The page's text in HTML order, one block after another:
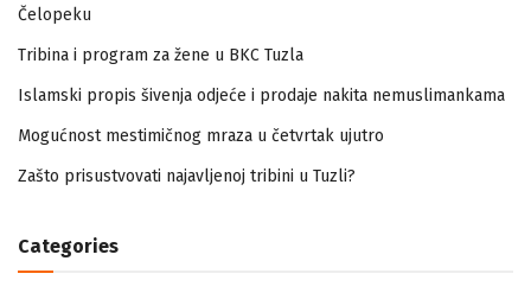
Čelopeku
Tribina i program za žene u BKC Tuzla
Islamski propis šivenja odjeće i prodaje nakita nemuslimankama
Mogućnost mestimičnog mraza u četvrtak ujutro
Zašto prisustvovati najavljenoj tribini u Tuzli?
Categories